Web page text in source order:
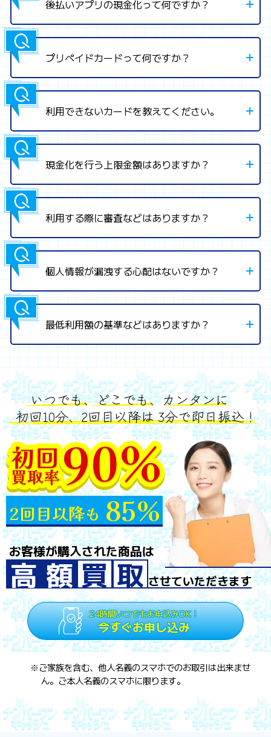
後払いアプリの現金化って何ですか？
プリペイドカードって何ですか？
利用できないカードを教えてください。
現金化を行う上限金額はありますか？
利用する際に審査などはありますか？
個人情報が漏洩する心配はないですか？
最低利用額の基準などはありますか？
いつでも、どこでも、カンタンに
初回10分、2回目以降は 3分で即日振込！
初回
買取率90%
85%
2回目以降も
お客様が購入された商品は
高 額 買 取 させていただきます
24時間いつでもお申込みOK！
今すぐお申し込み
※ご家族を含む、他人名義のスマホでのお取引は出来ませ
ん。ご本人名義のスマホに限ります。